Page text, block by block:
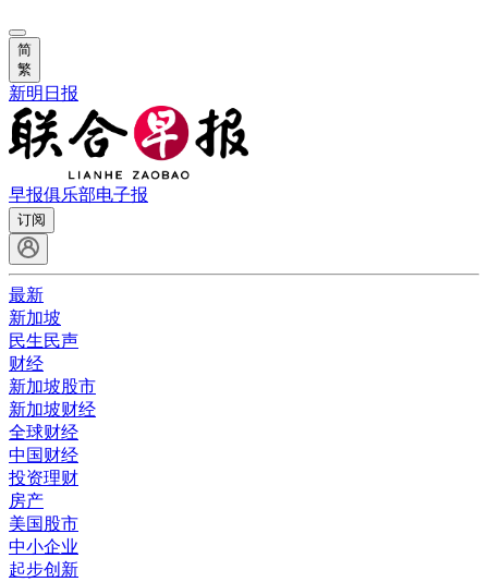
简
繁
新明日报
早报俱乐部电子报
订阅
最新
新加坡
民生民声
财经
新加坡股市
新加坡财经
全球财经
中国财经
投资理财
房产
美国股市
中小企业
起步创新